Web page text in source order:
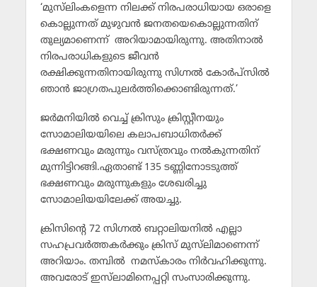
‘മുസ്‌ലിംകളെന്ന നിലക്ക് നിരപരാധിയായ ഒരാളെ
കൊല്ലുന്നത് മുഴുവന്‍ ജനതയെകൊല്ലുന്നതിന്
തുല്യമാണെന്ന് അറിയാമായിരുന്നു. അതിനാല്‍
നിരപരാധികളുടെ ജീവന്‍
രക്ഷിക്കുന്നതിനായിരുന്നു സിഗ്നല്‍ കോര്‍പ്‌സില്‍
ഞാന്‍ ജാഗ്രതപുലര്‍ത്തിക്കൊണ്ടിരുന്നത്.’
ജര്‍മനിയില്‍ വെച്ച് ക്രിസും ക്രിസ്റ്റീനയും
സോമാലിയയിലെ കലാപബാധിതര്‍ക്ക്
ഭക്ഷണവും മരുന്നും വസ്ത്രവും നല്‍കുന്നതിന്
മുന്നിട്ടിറങ്ങി.ഏതാണ്ട് 135 ടണ്ണിനോടടുത്ത്
ഭക്ഷണവും മരുന്നുകളും ശേഖരിച്ചു
സോമാലിയയിലേക്ക് അയച്ചു.
ക്രിസിന്റെ 72 സിഗ്നല്‍ ബറ്റാലിയനില്‍ എല്ലാ
സഹപ്രവര്‍ത്തകര്‍ക്കും ക്രിസ് മുസ്‌ലിമാണെന്ന്
അറിയാം. തമ്പില്‍ നമസ്‌കാരം നിര്‍വഹിക്കുന്നു.
അവരോട് ഇസ്‌ലാമിനെപ്പറ്റി സംസാരിക്കുന്നു.